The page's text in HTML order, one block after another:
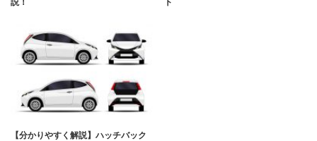
【分かりやすく解説】ハッチバック